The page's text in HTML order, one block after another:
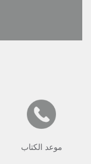
موعد الكتاب